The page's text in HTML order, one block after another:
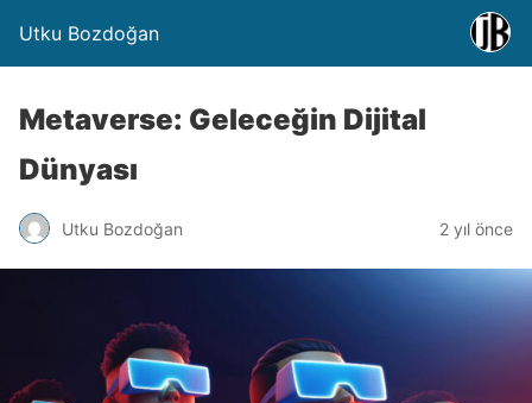
Utku Bozdoğan
Metaverse: Geleceğin Dijital
Dünyası
Utku Bozdoğan 2 yıl önce